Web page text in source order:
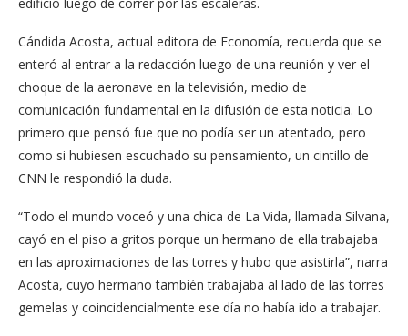
Cándida Acosta, actual editora de Economía, recuerda que se
enteró al entrar a la redacción luego de una reunión y ver el
choque de la aeronave en la televisión, medio de
comunicación fundamental en la difusión de esta noticia. Lo
primero que pensó fue que no podía ser un atentado, pero
como si hubiesen escuchado su pensamiento, un cintillo de
CNN le respondió la duda.
“Todo el mundo voceó y una chica de La Vida, llamada Silvana,
cayó en el piso a gritos porque un hermano de ella trabajaba
en las aproximaciones de las torres y hubo que asistirla”, narra
Acosta, cuyo hermano también trabajaba al lado de las torres
gemelas y coincidencialmente ese día no había ido a trabajar.